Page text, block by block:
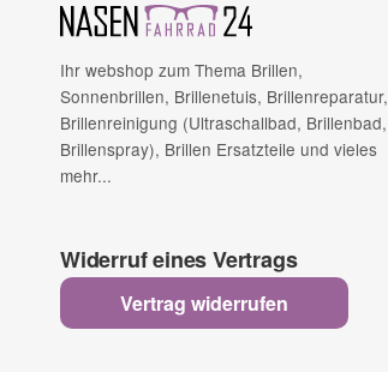
Ihr webshop zum Thema Brillen,
Sonnenbrillen, Brillenetuis, Brillenreparatur,
Brillenreinigung (Ultraschallbad, Brillenbad,
Brillenspray), Brillen Ersatzteile und vieles
mehr...
Widerruf eines Vertrags
Vertrag widerrufen